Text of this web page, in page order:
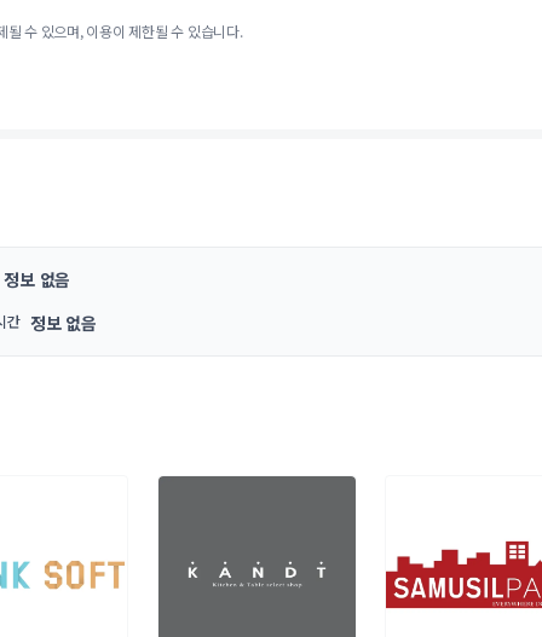
수 있으며, 이용이 제한될 수 있습니다.
정보 없음
간 정보 없음